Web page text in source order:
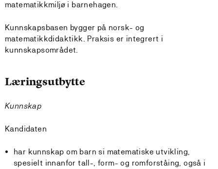
matematikkmiljø i barnehagen.
Kunnskapsbasen bygger på norsk- og
matematikkdidaktikk. Praksis er integrert i
kunnskapsområdet.
Læringsutbytte
Kunnskap
Kandidaten
har kunnskap om barn si matematiske utvikling,
spesielt innanfor tall-, form- og romforståing, også i